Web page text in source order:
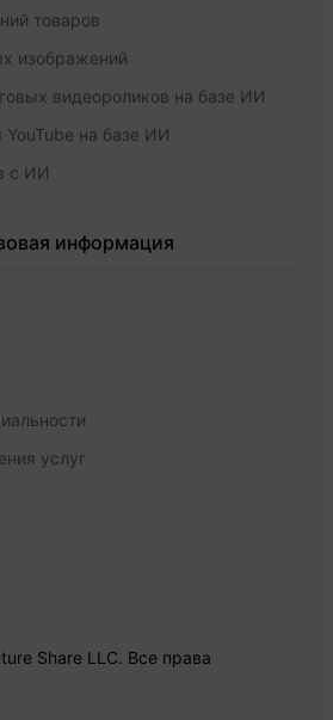
товаров
изображений
видеороликов на базе ИИ
YouTube на базе ИИ
с ИИ
информация
услуг
Share LLC. Все права